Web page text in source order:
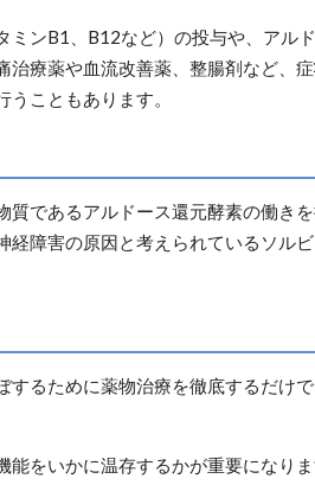
ンB1、B12など）の投与や、アル
療薬や血流改善薬、整腸剤など、
こともあります。
であるアルドース還元酵素の働き
障害の原因と考えられているソル
るために薬物治療を徹底するだけ
をいかに温存するかが重要になり